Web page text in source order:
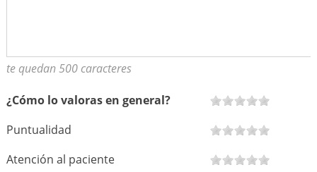
te quedan 500 caracteres
¿Cómo lo valoras en general?
Puntualidad
Atención al paciente